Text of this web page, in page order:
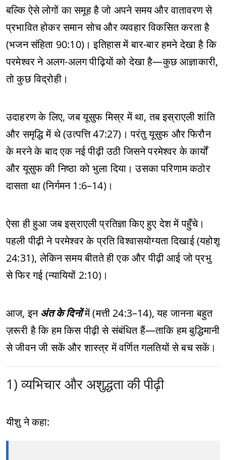
बल्कि ऐसे लोगों का समूह है जो अपने समय और वातावरण से
प्रभावित होकर समान सोच और व्यवहार विकसित करता है
(भजन संहिता 90:10)। इतिहास में बार-बार हमने देखा है कि
परमेश्वर ने अलग-अलग पीढ़ियों को देखा है—कुछ आज्ञाकारी,
तो कुछ विद्रोही।
उदाहरण के लिए, जब यूसुफ मिस्र में था, तब इस्राएली शांति
और समृद्धि में थे (उत्पत्ति 47:27)। परंतु यूसुफ और फिरौन
के मरने के बाद एक नई पीढ़ी उठी जिसने परमेश्वर के कार्यों
और यूसुफ की निष्ठा को भुला दिया। उसका परिणाम कठोर
दासता था (निर्गमन 1:6–14)।
ऐसा ही हुआ जब इस्राएली प्रतिज्ञा किए हुए देश में पहुँचे।
पहली पीढ़ी ने परमेश्वर के प्रति विश्वासयोग्यता दिखाई (यहोशू
24:31), लेकिन समय बीतते ही एक और पीढ़ी आई जो प्रभु
से फिर गई (न्यायियों 2:10)।
आज, इन अंत के दिनोंमें (मत्ती 24:3–14), यह जानना बहुत
ज़रूरी है कि हम किस पीढ़ी से संबंधित हैं—ताकि हम बुद्धिमानी
से जीवन जी सकें और शास्त्र में वर्णित गलतियों से बच सकें।
1) व्यभिचार और अशुद्धता की पीढ़ी
यीशु ने कहा: